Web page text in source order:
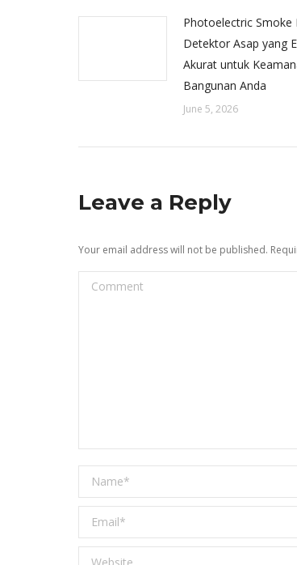
Photoelectric Smoke
Detektor Asap yang
Akurat untuk
Bangunan Anda
June 5, 2026
Leave a Reply
Your email address will not be published.
Comment
Name *
Email *
Website